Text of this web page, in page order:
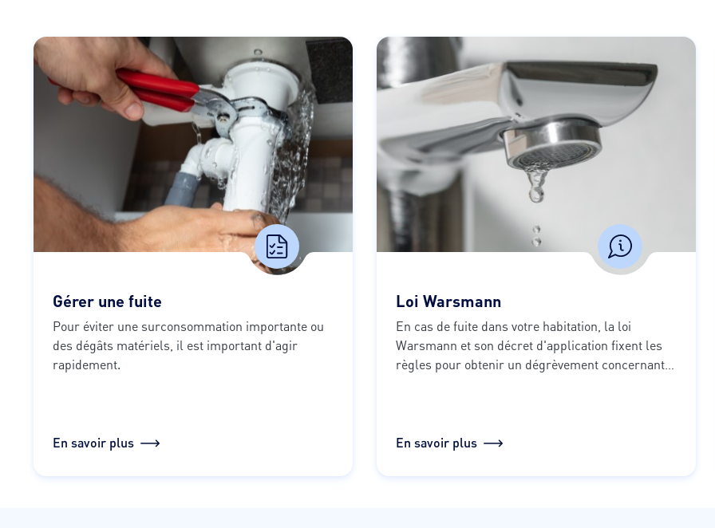
Gérer une fuite
Pour éviter une surconsommation importante ou
des dégâts matériels, il est important d'agir
rapidement.
En savoir plus
Loi Warsmann
En cas de fuite dans votre habitation, la loi
Warsmann et son décret d'application fixent les
règles pour obtenir un dégrèvement concernant
En savoir plus